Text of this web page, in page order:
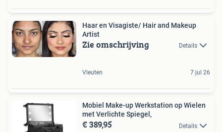
Haar en Visagiste/ Hair and Makeup
Artist
Zie omschrijving Details
Vleuten 7 jul 26
Mobiel Make-up Werkstation op Wielen
met Verlichte Spiegel,
€ 389,95 Details